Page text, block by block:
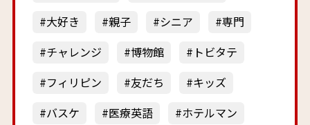
大好き
親子 シニア
専門
チャレンジ
博物館
トビタテ
フィリピン
友だち
キッズ
バスケ
医療英語
ホテルマン